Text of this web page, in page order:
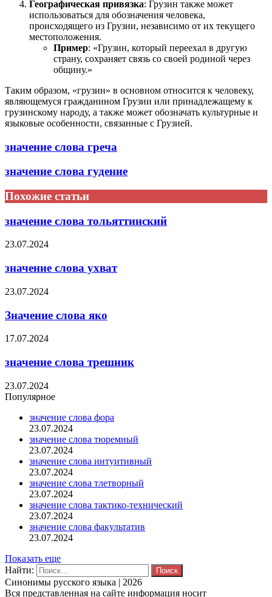
Географическая привязка: Грузин также может
использоваться для обозначения человека,
происходящего из Грузии, независимо от их текущего
местоположения.
Пример: «Грузин, который переехал в другую
страну, сохраняет связь со своей родиной через
общину.»
Таким образом, «грузин» в основном относится к человеку,
являющемуся гражданином Грузии или принадлежащему к
грузинскому народу, а также может обозначать культурные и
языковые особенности, связанные с Грузией.
значение слова греча
значение слова гудение
Похожие статьи
значение слова тольяттинский
23.07.2024
значение слова ухват
23.07.2024
Значение слова яко
17.07.2024
значение слова трешник
23.07.2024
Популярное
значение слова фора
23.07.2024
значение слова тюремный
23.07.2024
значение слова интуитивный
23.07.2024
значение слова тлетворный
23.07.2024
значение слова тактико-технический
23.07.2024
значение слова факультатив
23.07.2024
Показать еще
Найти:
Синонимы русского языка | 2026
Вся представленная на сайте информация носит